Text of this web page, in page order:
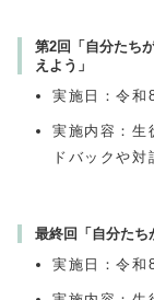
第2回「自分たち
えよう」
実施日：令和
実施内容：生
ドバックや対
最終回「自分たち
実施日：令和